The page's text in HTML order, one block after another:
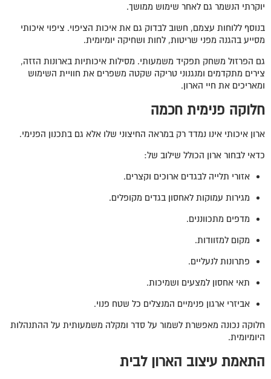
יוקרתי הנשמר גם לאחר שימוש ממושך.
בנוסף ללוחות עצמם, חשוב לבדוק גם את איכות הציפוי. ציפוי איכותי
מסייע בהגנה מפני שריטות, לחות ושחיקה יומיומית.
גם הפרזול משחק תפקיד משמעותי. מסילות איכותיות בארונות הזזה,
צירים מתקדמים ומנגנוני טריקה שקטה משפרים את חוויית השימוש
ומאריכים את חיי הארון.
חלוקה פנימית חכמה
ארון איכותי אינו נמדד רק במראה החיצוני שלו אלא גם בתכנון הפנימי.
כדאי לבחור ארון הכולל שילוב של:
אזורי תלייה לבגדים ארוכים וקצרים.
מגירות עמוקות לאחסון בגדים מקופלים.
מדפים מתכווננים.
מקום למזוודות.
פתרונות לנעליים.
תאי אחסון למצעים ושמיכות.
אביזרי ארגון פנימיים המנצלים כל שטח פנוי.
חלוקה נכונה מאפשרת לשמור על סדר ומקלה משמעותית על ההתנהלות
היומיומית.
התאמת עיצוב הארון לבית